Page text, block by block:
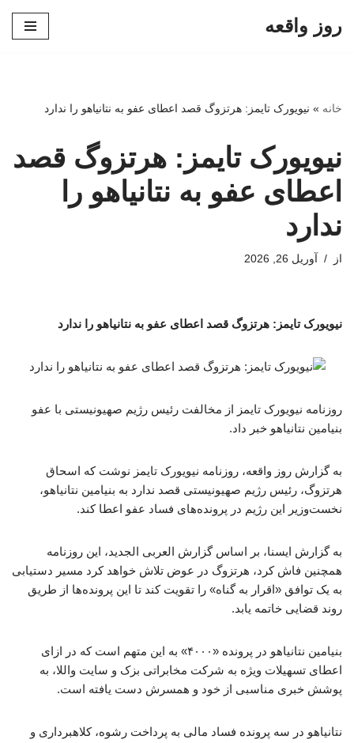
روز واقعه
خانه » نیویورک‌ تایمز: هرتزوگ قصد اعطای عفو به نتانیاهو را ندارد
نیویورک‌ تایمز: هرتزوگ قصد
اعطای عفو به نتانیاهو را
ندارد
از آوریل 26, 2026
نیویورک‌ تایمز: هرتزوگ قصد اعطای عفو به نتانیاهو را ندارد
روزنامه نیویورک ‌تایمز از مخالفت رئیس رژیم صهیونیستی با عفو
بنیامین نتانیاهو خبر داد.
به گزارش روز واقعه، روزنامه نیویورک تایمز نوشت که اسحاق
هرتزوگ، رئیس رژیم صهیونیستی قصد ندارد به بنیامین نتانیاهو،
نخست‌وزیر این رژیم در پرونده‌های فساد عفو اعطا کند.
به گزارش ایسنا، بر اساس گزارش العربی الجدید، این روزنامه
همچنین فاش کرد، هرتزوگ در عوض تلاش خواهد کرد مسیر دستیابی
به یک توافق «اقرار به گناه» را تقویت کند تا این پرونده‌ها از طریق
روند قضایی خاتمه یابد.
بنیامین نتانیاهو در پرونده «۴۰۰۰» به این متهم است که در ازای
اعطای تسهیلات ویژه به شرکت مخابراتی بزک و سایت واللا، به
پوشش خبری مناسبی از خود و همسرش دست یافته است.
نتانیاهو در سه پرونده فساد مالی به پرداخت رشوه، کلاهبرداری و